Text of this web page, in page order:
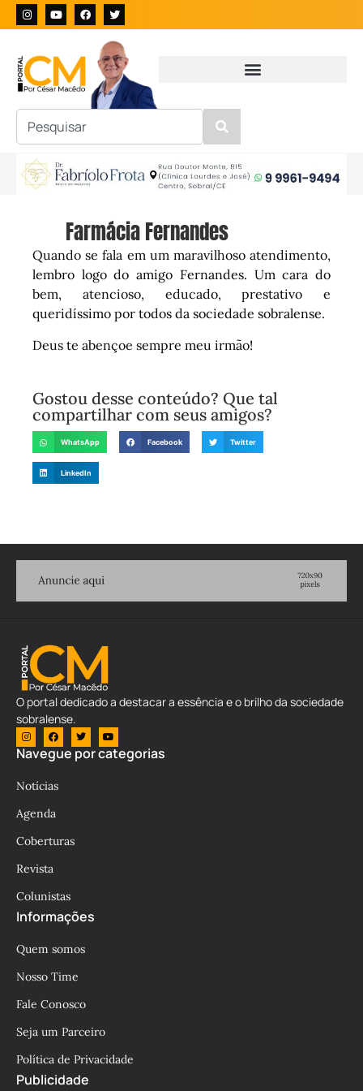
Farmácia Fernandes
Quando se fala em um maravilhoso atendimento,
lembro logo do amigo Fernandes. Um cara do
bem, atencioso, educado, prestativo e
queridíssimo por todos da sociedade sobralense.
Deus te abençoe sempre meu irmão!
Gostou desse conteúdo? Que tal
compartilhar com seus amigos?
WhatsApp Facebook Twitter
LinkedIn
O portal dedicado a destacar a essência e o brilho da sociedade
sobralense.
Navegue por categorias
Notícias
Agenda
Coberturas
Revista
Colunistas
Informações
Quem somos
Nosso Time
Fale Conosco
Seja um Parceiro
Política de Privacidade
Publicidade